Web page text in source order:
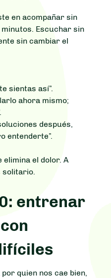
en acompañar sin
Escuchar sin
sin cambiar el
sientas así”.
ahora mismo;
después,
entenderte”.
elimina el dolor. A
solitario.
entrenar
quien nos cae bien,